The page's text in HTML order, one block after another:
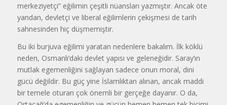
merkeziyetçi” eğili­min çeşitli nüansları yazmıştır. Ancak öte
yandan, devletçi ve liberal eğilimle­rin çekişmesi de tarih
sahnesinden hiç düşmemiştir.
Bu iki burjuva eğilimi yaratan neden­lere bakalım. İlk köklü
neden, Osmanlı’­daki devlet yapısı ve geleneğidir. Saray’ın
mutlak egemenliğini sağlayan sadece onun moral, dini
gücü değildir. Bu güç yine İslamlıktan alınan, ancak maddi
bir temele oturan çok önemli bir gerçeğe dayanır. O da,